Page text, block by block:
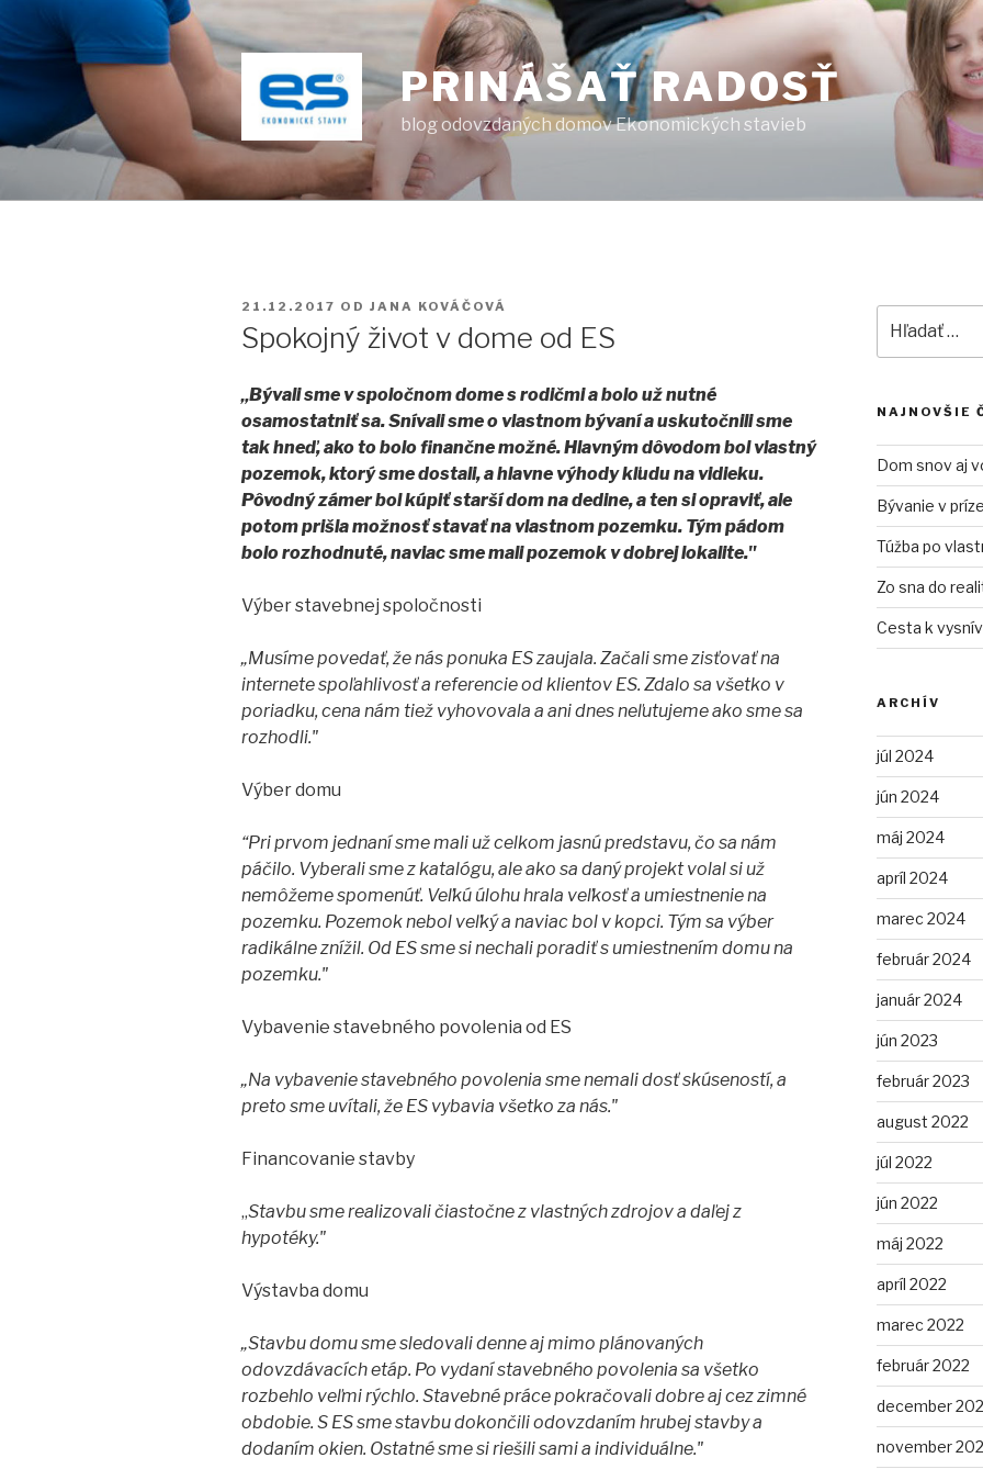
Prejsť
na
obsah
PRINÁŠAŤ RADOSŤ
blog odovzdaných domov Ekonomických stavieb
PUBLIKOVANÉ
21.12.2017 OD JANA KOVÁČOVÁ
Spokojný život v dome od ES
„Bývali sme v spoločnom dome s rodičmi a bolo už nutné
osamostatniť sa. Snívali sme o vlastnom bývaní a uskutočnili sme
tak hneď, ako to bolo finančne možné. Hlavným dôvodom bol vlastný
pozemok, ktorý sme dostali, a hlavne výhody kľudu na vidieku.
Pôvodný zámer bol kúpiť starší dom na dedine, a ten si opraviť, ale
potom prišla možnosť stavať na vlastnom pozemku. Tým pádom
bolo rozhodnuté, naviac sme mali pozemok v dobrej lokalite."
Výber stavebnej spoločnosti
„Musíme povedať, že nás ponuka ES zaujala. Začali sme zisťovať na
internete spoľahlivosť a referencie od klientov ES. Zdalo sa všetko v
poriadku, cena nám tiež vyhovovala a ani dnes neľutujeme ako sme sa
rozhodli."
Výber domu
“Pri prvom jednaní sme mali už celkom jasnú predstavu, čo sa nám
páčilo. Vyberali sme z katalógu, ale ako sa daný projekt volal si už
nemôžeme spomenúť. Veľkú úlohu hrala veľkosť a umiestnenie na
pozemku. Pozemok nebol veľký a naviac bol v kopci. Tým sa výber
radikálne znížil. Od ES sme si nechali poradiť s umiestnením domu na
pozemku."
Vybavenie stavebného povolenia od ES
„Na vybavenie stavebného povolenia sme nemali dosť skúseností, a
preto sme uvítali, že ES vybavia všetko za nás."
Financovanie stavby
„Stavbu sme realizovali čiastočne z vlastných zdrojov a daľej z
hypotéky."
Výstavba domu
„Stavbu domu sme sledovali denne aj mimo plánovaných
odovzdávacích etáp. Po vydaní stavebného povolenia sa všetko
rozbehlo veľmi rýchlo. Stavebné práce pokračovali dobre aj cez zimné
obdobie. S ES sme stavbu dokončili odovzdaním hrubej stavby a
dodaním okien. Ostatné sme si riešili sami a individuálne."
NAJNOVŠIE
Dom snov aj
Bývanie v
Túžba po
Zo sna do
Cesta k
ARCHÍV
júl 2024
jún 2024
máj 2024
apríl 2024
marec 2024
február 2024
január 2024
jún 2023
február 2023
august 2022
júl 2022
jún 2022
máj 2022
apríl 2022
marec 2022
február 2022
december
november